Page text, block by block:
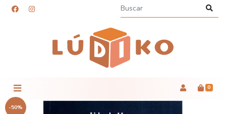
0
-50%